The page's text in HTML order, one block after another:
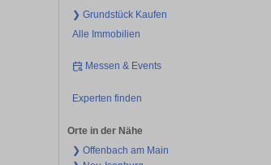
❯ Grundstück Kaufen
Alle Immobilien
Messen & Events
Experten finden
Orte in der Nähe
❯ Offenbach am Main